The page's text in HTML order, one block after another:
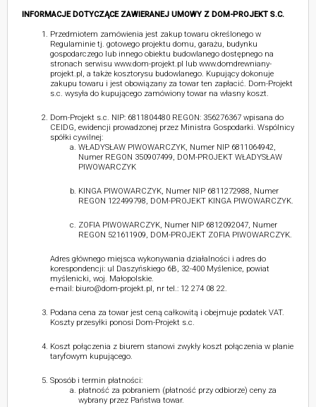
INFORMACJE DOTYCZĄCE ZAWIERANEJ UMOWY Z DOM-PROJEKT S.C.
Przedmiotem zamówienia jest zakup towaru określonego w
Regulaminie tj. gotowego projektu domu, garażu, budynku
gospodarczego lub innego obiektu budowlanego dostępnego na
stronach serwisu www.dom-projekt.pl lub www.domdrewniany-
projekt.pl, a także kosztorysu budowlanego. Kupujący dokonuje
zakupu towaru i jest obowiązany za towar ten zapłacić. Dom-Projekt
s.c. wysyła do kupującego zamówiony towar na własny koszt.
Dom-Projekt s.c. NIP: 6811804480 REGON: 356276367 wpisana do
CEIDG, ewidencji prowadzonej przez Ministra Gospodarki. Wspólnicy
spółki cywilnej:
WŁADYSŁAW PIWOWARCZYK, Numer NIP 6811064942,
Numer REGON 350907499, DOM-PROJEKT WŁADYSŁAW
PIWOWARCZYK
KINGA PIWOWARCZYK, Numer NIP 6811272988, Numer
REGON 122499798, DOM-PROJEKT KINGA PIWOWARCZYK.
ZOFIA PIWOWARCZYK, Numer NIP 6812092047, Numer
REGON 521611909, DOM-PROJEKT ZOFIA PIWOWARCZYK.
Adres głównego miejsca wykonywania działalności i adres do
korespondencji: ul Daszyńskiego 6B, 32-400 Myślenice, powiat
myślenicki, woj. Małopolskie.
e-mail: biuro@dom-projekt.pl, nr tel.: 12 274 08 22.
Podana cena za towar jest ceną całkowitą i obejmuje podatek VAT.
Koszty przesyłki ponosi Dom-Projekt s.c.
Koszt połączenia z biurem stanowi zwykły koszt połączenia w planie
taryfowym kupującego.
Sposób i termin płatności:
płatność za pobraniem (płatność przy odbiorze) ceny za
wybrany przez Państwa towar.